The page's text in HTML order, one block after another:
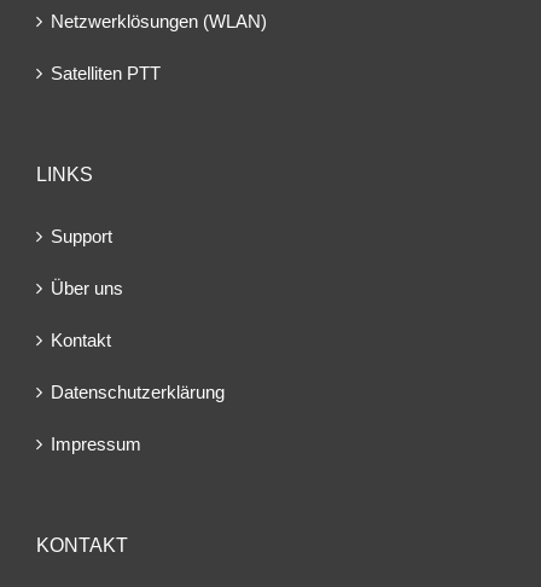
Netzwerklösungen (WLAN)
Satelliten PTT
LINKS
Support
Über uns
Kontakt
Datenschutzerklärung
Impressum
KONTAKT